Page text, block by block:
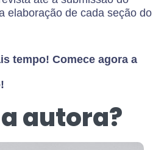
elaboração de cada seção do
tempo! Comece agora a
autora?